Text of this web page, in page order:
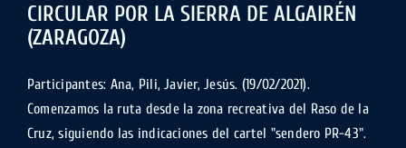
CIRCULAR POR LA SIERRA DE ALGAIRÉN
(ZARAGOZA)
Participantes: Ana, Pili, Javier, Jesús. (19/02/2021).
Comenzamos la ruta desde la zona recreativa del Raso de la
Cruz, siguiendo las indicaciones del cartel "sendero PR-43".